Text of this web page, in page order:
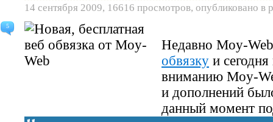
5
14 сентября 2009, 16616 просмотров, опубликовано в
Недавно Moy-
обвязку и
вниманию Moy-
и дополнений
данный момент